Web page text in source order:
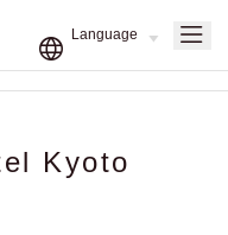
Kyoto